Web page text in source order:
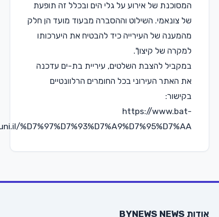
המסוכנת של אירוע על גלי הים ובכלל זה תופעת
של צונאמי. השילוט וההסברה מבעוד מועד הן חלק
מהמענה של העירייה כיד להבטיח את היערכותו
למקרה של קיצון".
במקביל להצבת השלטים, עיריית בת-ים עדכנה
את האתר העירוני בכל החומרים הרלוונטיים
https://www.bat-
yam.muni.il/%D7%97%D7%93%D7%A9%D7%95%D7%AA